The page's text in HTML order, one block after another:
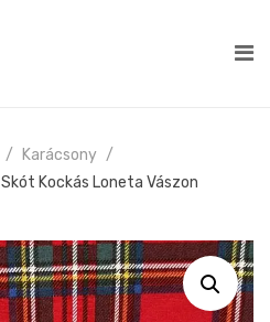
Karácsony
Skót Kockás Loneta Vászon